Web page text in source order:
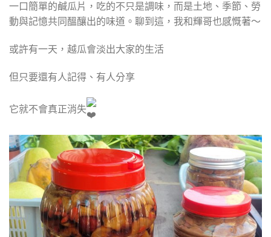
一口簡單的鹹瓜片，吃的不只是調味，而是土地、季節、勞
動與記憶共同醞釀出的味道。聊到這，我和輝哥也感慨著～
或許有一天，越瓜會淡出大家的生活
但只要還有人記得、有人分享
它就不會真正消失